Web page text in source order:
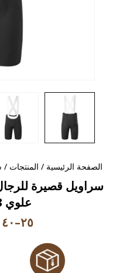
الصفحة الرئيسية / المنتجات /
سراويل قصيرة
علوي 2025SSS493
٢٥–٤٠ دولار أمريكي